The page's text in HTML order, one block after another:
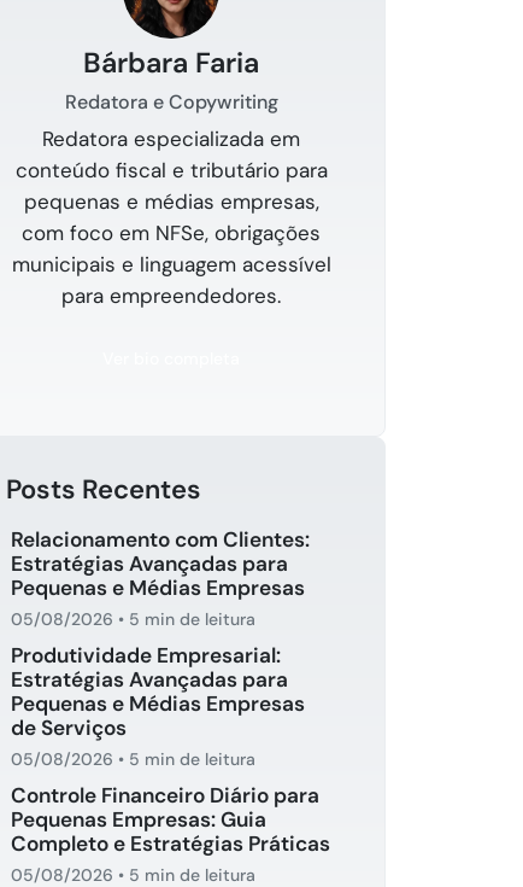
Bárbara Faria
Redatora e Copywriting
Redatora especializada em
conteúdo fiscal e tributário para
pequenas e médias empresas,
com foco em NFSe, obrigações
municipais e linguagem acessível
para empreendedores.
Posts Recentes
Relacionamento com Clientes:
Estratégias Avançadas para
Pequenas e Médias Empresas
05/08/2026 • 5 min de leitura
Produtividade Empresarial:
Estratégias Avançadas para
Pequenas e Médias Empresas
de Serviços
05/08/2026 • 5 min de leitura
Controle Financeiro Diário para
Pequenas Empresas: Guia
Completo e Estratégias Práticas
05/08/2026 • 5 min de leitura